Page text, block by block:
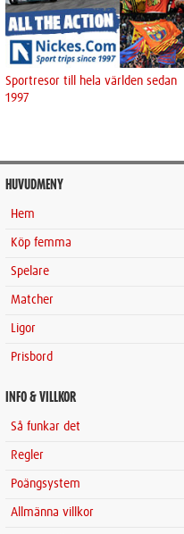
Sportresor till hela världen sedan
1997
HUVUDMENY
Hem
Köp femma
Spelare
Matcher
Ligor
Prisbord
INFO & VILLKOR
Så funkar det
Regler
Poängsystem
Allmänna villkor